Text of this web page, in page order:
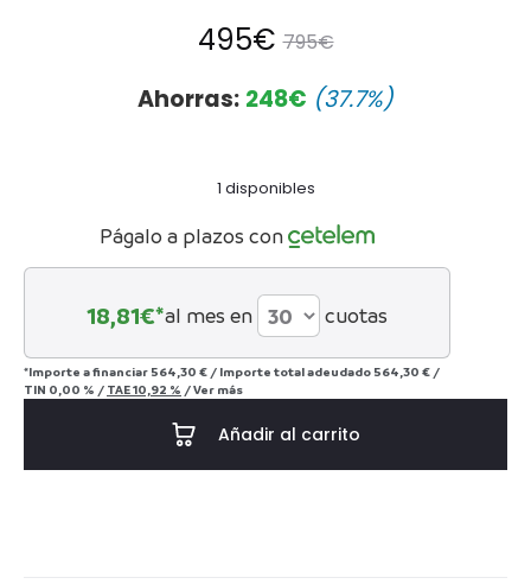
795€
El
precio
era:
795€.
495€
precio
495€.
Ahorras: 248€ (37.7%)
1 disponibles
Págalo a plazos con
18,81€*al mes en cuotas
*Importe a financiar 564,30 € / Importe total adeudado 564,30 € /
TIN 0,00 % / TAE10,92 % /Ver más
Añadir al carrito